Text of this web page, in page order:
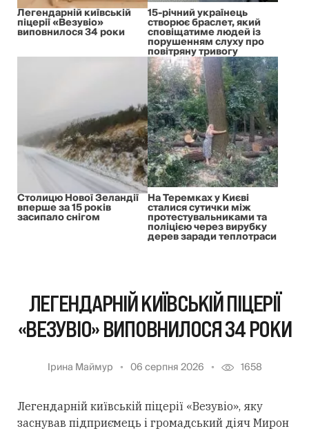
Легендарній київській
піцерії «Везувіо»
виповнилося 34 роки
15-річний українець
створює браслет, який
сповіщатиме людей із
порушенням слуху про
повітряну тривогу
Столицю Нової Зеландії
вперше за 15 років
засипало снігом
На Теремках у Києві
сталися сутички між
протестувальниками та
поліцією через вирубку
дерев заради теплотраси
ЛЕГЕНДАРНІЙ КИЇВСЬКІЙ ПІЦЕРІЇ
«ВЕЗУВІО» ВИПОВНИЛОСЯ 34 РОКИ
Ірина Маймур 06 серпня 2026 1658
Легендарній київській піцерії «Везувіо», яку
заснував підприємець і громадський діяч Мирон